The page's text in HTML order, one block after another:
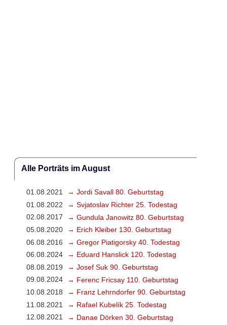
Alle Porträts im August
01.08.2021
→ Jordi Savall 80. Geburtstag
01.08.2022
→ Svjatoslav Richter 25. Todestag
02.08.2017
→ Gundula Janowitz 80. Geburtstag
05.08.2020
→ Erich Kleiber 130. Geburtstag
06.08.2016
→ Gregor Piatigorsky 40. Todestag
06.08.2024
→ Eduard Hanslick 120. Todestag
08.08.2019
→ Josef Suk 90. Geburtstag
09.08.2024
→ Ferenc Fricsay 110. Geburtstag
10.08.2018
→ Franz Lehrndorfer 90. Geburtstag
11.08.2021
→ Rafael Kubelík 25. Todestag
12.08.2021
→ Danae Dörken 30. Geburtstag